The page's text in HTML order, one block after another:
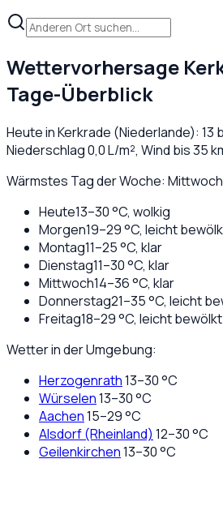
Wettervorhersage
Tage-Überblick
Heute inKerkrade (Niederlande): 13
Niederschlag0,0L/m², Wind bis35
Wärmstes Tag der Woche: Mittwoch
Heute13–30°C, wolkig
Morgen19–29°C, leicht
Montag11–25°C, klar
Dienstag11–30°C, klar
Mittwoch14–36°C, klar
Donnerstag21–35°C, leicht
Freitag18–29°C, leicht bewölkt
Wetter in der Umgebung:
Herzogenrath13–30°C
Würselen13–30°C
Aachen15–29°C
Alsdorf (Rheinland) 12–30°C
Geilenkirchen13–30°C